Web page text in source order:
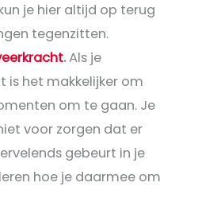
je hier altijd op terug
tegenzitten.
.Als je
is het makkelijker om
om te gaan. Je
voor zorgen dat er
gebeurt in je
hoe je daarmee om